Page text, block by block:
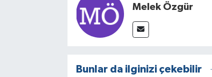
Melek Özgür
Bunlar da ilginizi çekebilir